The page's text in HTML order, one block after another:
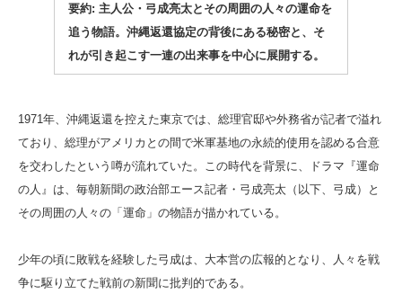
要約: 主人公・弓成亮太とその周囲の人々の運命を
追う物語。沖縄返還協定の背後にある秘密と、そ
れが引き起こす一連の出来事を中心に展開する。
1971年、沖縄返還を控えた東京では、総理官邸や外務省が記者で溢れ
ており、総理がアメリカとの間で米軍基地の永続的使用を認める合意
を交わしたという噂が流れていた。この時代を背景に、ドラマ『運命
の人』は、毎朝新聞の政治部エース記者・弓成亮太（以下、弓成）と
その周囲の人々の「運命」の物語が描かれている。
少年の頃に敗戦を経験した弓成は、大本営の広報的となり、人々を戦
争に駆り立てた戦前の新聞に批判的である。